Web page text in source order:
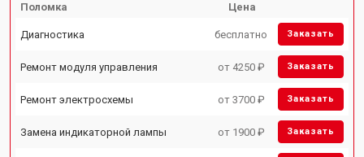
Поломка Цена
Диагностика бесплатно Заказать
Ремонт модуля управления от 4250 ₽ Заказать
Ремонт электросхемы от 3700 ₽ Заказать
Замена индикаторной лампы от 1900 ₽ Заказать